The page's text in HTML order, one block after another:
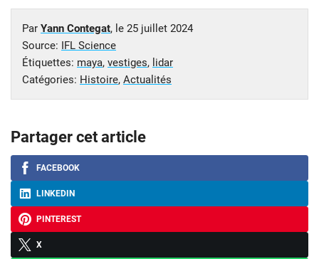
Par Yann Contegat, le 25 juillet 2024
Source: IFL Science
Étiquettes: maya, vestiges, lidar
Catégories: Histoire, Actualités
Partager cet article
FACEBOOK
LINKEDIN
PINTEREST
X